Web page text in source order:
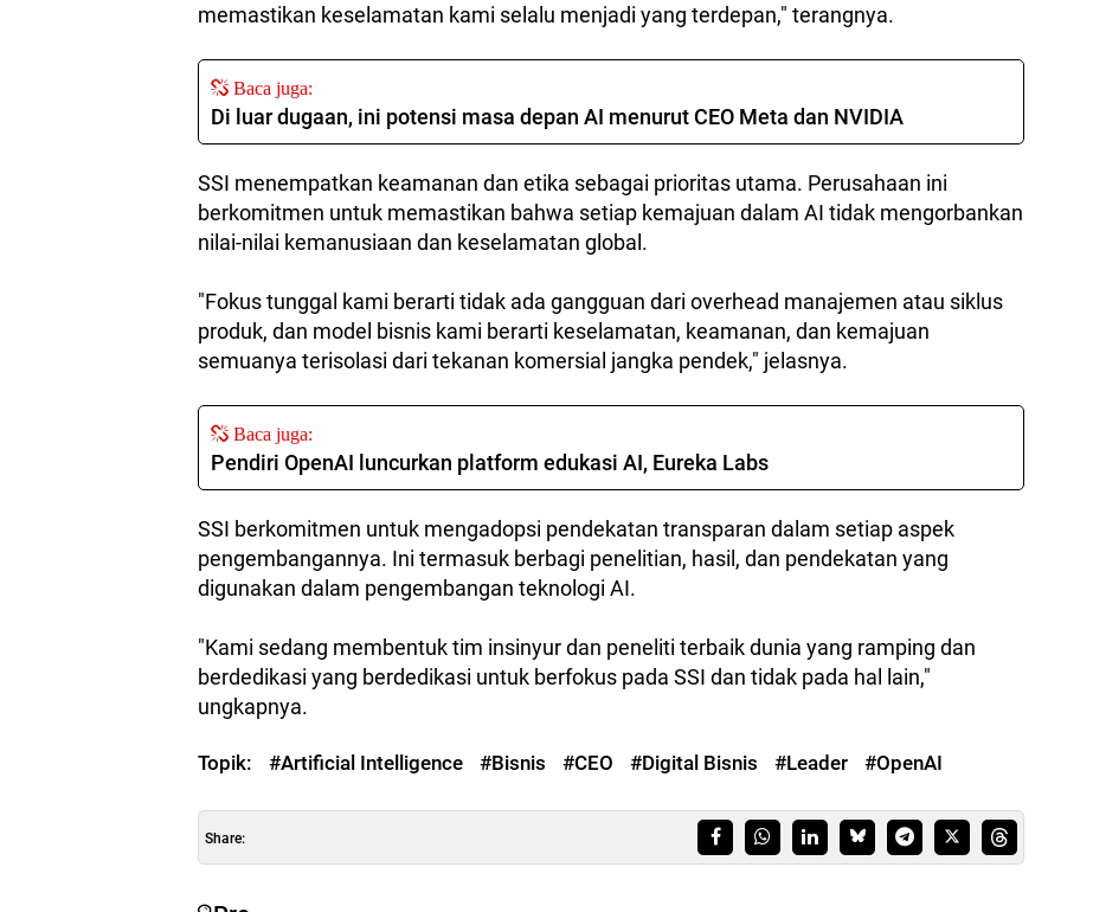
memastikan keselamatan kami selalu menjadi yang terdepan," terangnya.
Baca juga:
Di luar dugaan, ini potensi masa depan AI menurut CEO Meta dan NVIDIA
SSI menempatkan keamanan dan etika sebagai prioritas utama. Perusahaan ini
berkomitmen untuk memastikan bahwa setiap kemajuan dalam AI tidak mengorbankan
nilai-nilai kemanusiaan dan keselamatan global.
"Fokus tunggal kami berarti tidak ada gangguan dari overhead manajemen atau siklus
produk, dan model bisnis kami berarti keselamatan, keamanan, dan kemajuan
semuanya terisolasi dari tekanan komersial jangka pendek," jelasnya.
Baca juga:
Pendiri OpenAI luncurkan platform edukasi AI, Eureka Labs
SSI berkomitmen untuk mengadopsi pendekatan transparan dalam setiap aspek
pengembangannya. Ini termasuk berbagi penelitian, hasil, dan pendekatan yang
digunakan dalam pengembangan teknologi AI.
"Kami sedang membentuk tim insinyur dan peneliti terbaik dunia yang ramping dan
berdedikasi yang berdedikasi untuk berfokus pada SSI dan tidak pada hal lain,"
ungkapnya.
Topik: #Artificial Intelligence #Bisnis #CEO #Digital Bisnis #Leader #OpenAI
Share: